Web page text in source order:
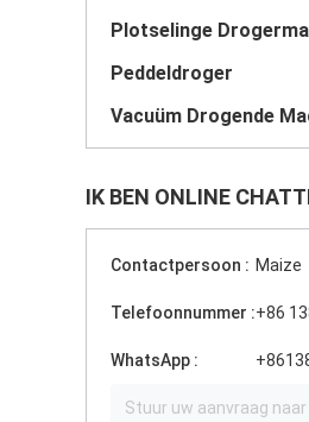
Plotselinge
Peddeldroger
Vacuüm Drogende
IK BEN ONLINE
Contactpersoon : Maize
Telefoonnummer :+86
WhatsApp :